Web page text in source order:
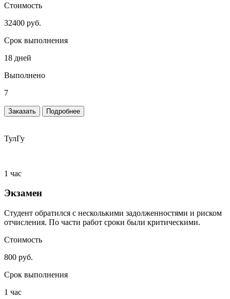
Стоимость
32400 руб.
Срок выполнения
18 дней
Выполнено
7
Заказать Подробнее
ТулГу
1 час
Экзамен
Студент обратился с несколькими задолженностями и риском
отчисления. По части работ сроки были критическими.
Стоимость
800 руб.
Срок выполнения
1 час